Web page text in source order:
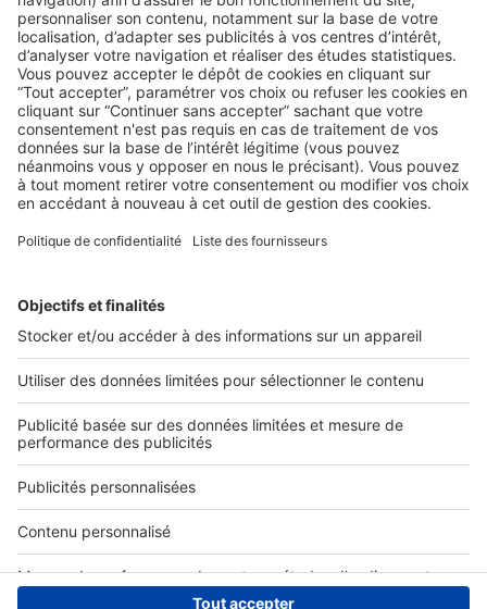
2 rue des Italiens 75009 Paris
01 53 38 80 00
Nos solutions pro
Nous contacter
Connexion à My SeLoger Pro
Espace Presse